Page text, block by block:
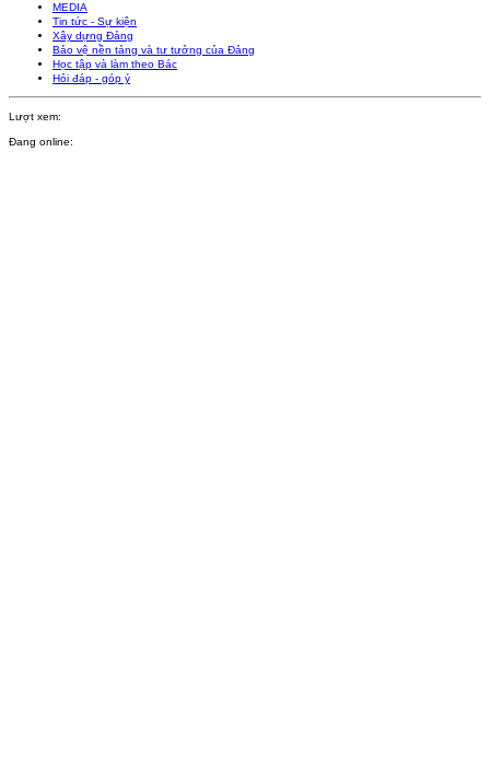
MEDIA
Tin tức - Sự kiện
Xây dựng Đảng
Bảo vệ nền tảng và tư tưởng của Đảng
Học tập và làm theo Bác
Hỏi đáp - góp ý
Lượt xem:
Đang online: